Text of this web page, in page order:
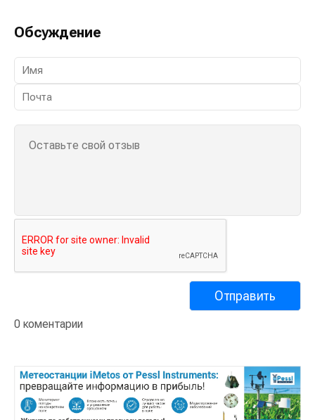
Обсуждение
0 коментарии